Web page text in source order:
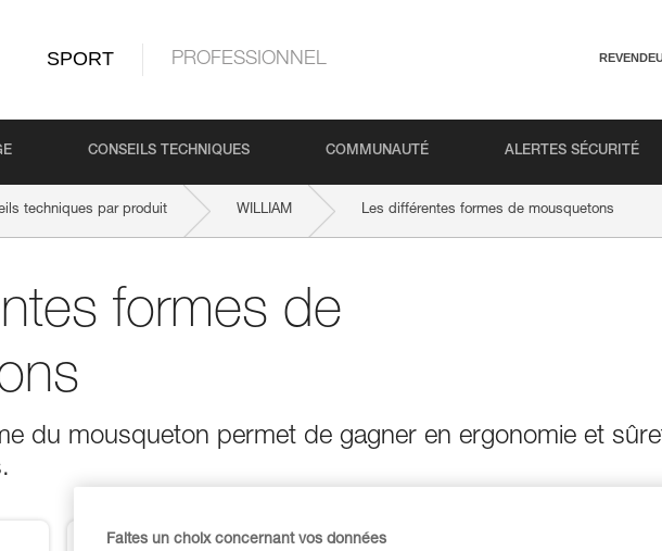
SPORT PROFESSIONNEL
CONSEILS TECHNIQUES COMMUNAUTÉ ALERTES SÉCURITÉ
techniques par produit WILLIAM Les différentes formes de mousquetons
formes de
du mousqueton permet de gagner en ergonomie et
Faites un choix concernant vos données